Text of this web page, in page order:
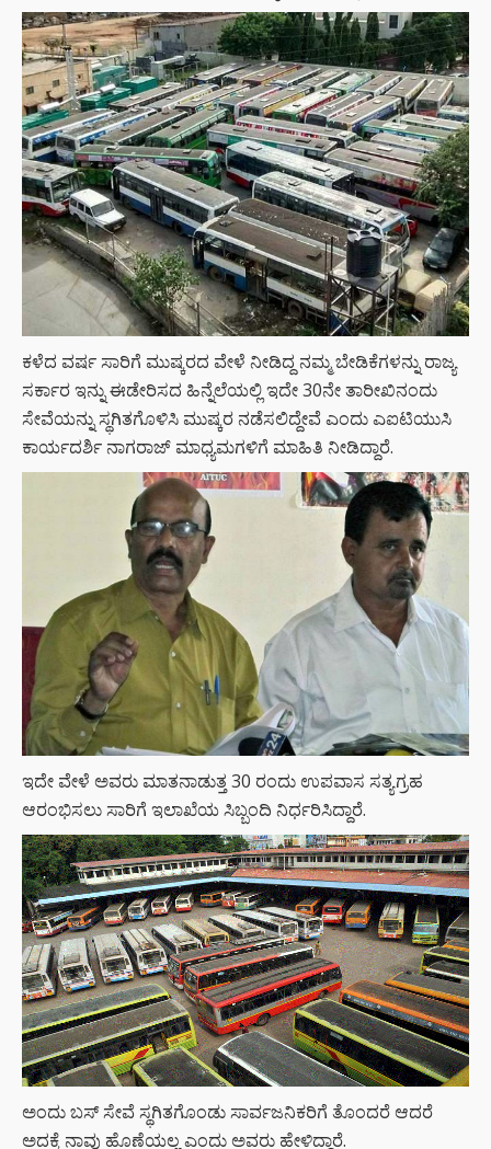
ಕಳೆದ ವರ್ಷ ಸಾರಿಗೆ ಮುಷ್ಕರದ ವೇಳೆ ನೀಡಿದ್ದ ನಮ್ಮ ಬೇಡಿಕೆಗಳನ್ನು ರಾಜ್ಯ
ಸರ್ಕಾರ ಇನ್ನು ಈಡೇರಿಸದ ಹಿನ್ನೆಲೆಯಲ್ಲಿ ಇದೇ 30ನೇ ತಾರೀಖಿನಂದು
ಸೇವೆಯನ್ನು ಸ್ಥಗಿತಗೊಳಿಸಿ ಮುಷ್ಕರ ನಡೆಸಲಿದ್ದೇವೆ ಎಂದು ಎಐಟಿಯುಸಿ
ಕಾರ್ಯದರ್ಶಿ ನಾಗರಾಜ್ ಮಾಧ್ಯಮಗಳಿಗೆ ಮಾಹಿತಿ ನೀಡಿದ್ದಾರೆ.
ಇದೇ ವೇಳೆ ಅವರು ಮಾತನಾಡುತ್ತ 30 ರಂದು ಉಪವಾಸ ಸತ್ಯಗ್ರಹ
ಆರಂಭಿಸಲು ಸಾರಿಗೆ ಇಲಾಖೆಯ ಸಿಬ್ಬಂದಿ ನಿರ್ಧರಿಸಿದ್ದಾರೆ.
ಅಂದು ಬಸ್ ಸೇವೆ ಸ್ಥಗಿತಗೊಂಡು ಸಾರ್ವಜನಿಕರಿಗೆ ತೊಂದರೆ ಆದರೆ
ಅದಕ್ಕೆ ನಾವು ಹೊಣೆಯಲ್ಲ ಎಂದು ಅವರು ಹೇಳಿದ್ದಾರೆ.